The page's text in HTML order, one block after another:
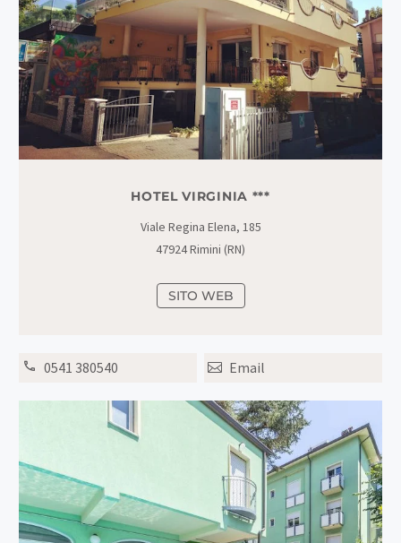
HOTEL VIRGINIA ***
Viale Regina Elena, 185
47924 Rimini (RN)
SITO WEB
0541 380540 Email